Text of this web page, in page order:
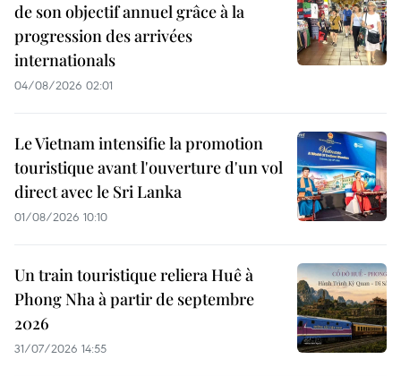
de son objectif annuel grâce à la
progression des arrivées
internationals
04/08/2026 02:01
Le Vietnam intensifie la promotion
touristique avant l'ouverture d'un vol
direct avec le Sri Lanka
01/08/2026 10:10
Un train touristique reliera Huê à
Phong Nha à partir de septembre
2026
31/07/2026 14:55